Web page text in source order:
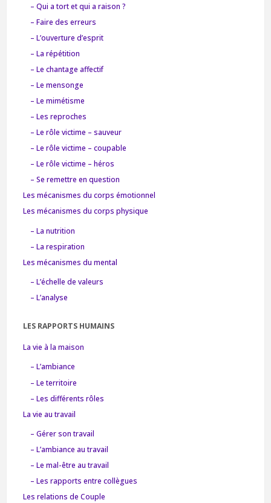
– Qui a tort et qui a raison ?
– Faire des erreurs
– L’ouverture d’esprit
– La répétition
– Le chantage affectif
– Le mensonge
– Le mimétisme
– Les reproches
– Le rôle victime – sauveur
– Le rôle victime – coupable
– Le rôle victime – héros
– Se remettre en question
Les mécanismes du corps émotionnel
Les mécanismes du corps physique
– La nutrition
– La respiration
Les mécanismes du mental
– L’échelle de valeurs
– L’analyse
LES RAPPORTS HUMAINS
La vie à la maison
– L’ambiance
– Le territoire
– Les différents rôles
La vie au travail
– Gérer son travail
– L’ambiance au travail
– Le mal-être au travail
– Les rapports entre collègues
Les relations de Couple